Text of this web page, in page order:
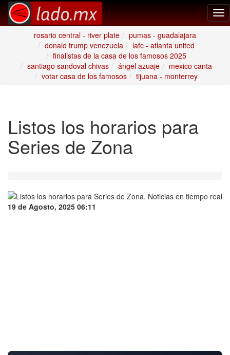
rosario central - river plate
pumas - guadalajara
donald trump venezuela
lafc - atlanta united
finalistas de la casa de los famosos 2025
santiago sandoval chivas
ángel azuaje
mexico canta
votar casa de los famosos
tijuana - monterrey
Listos los horarios para
Series de Zona
19 de Agosto, 2025 06:11